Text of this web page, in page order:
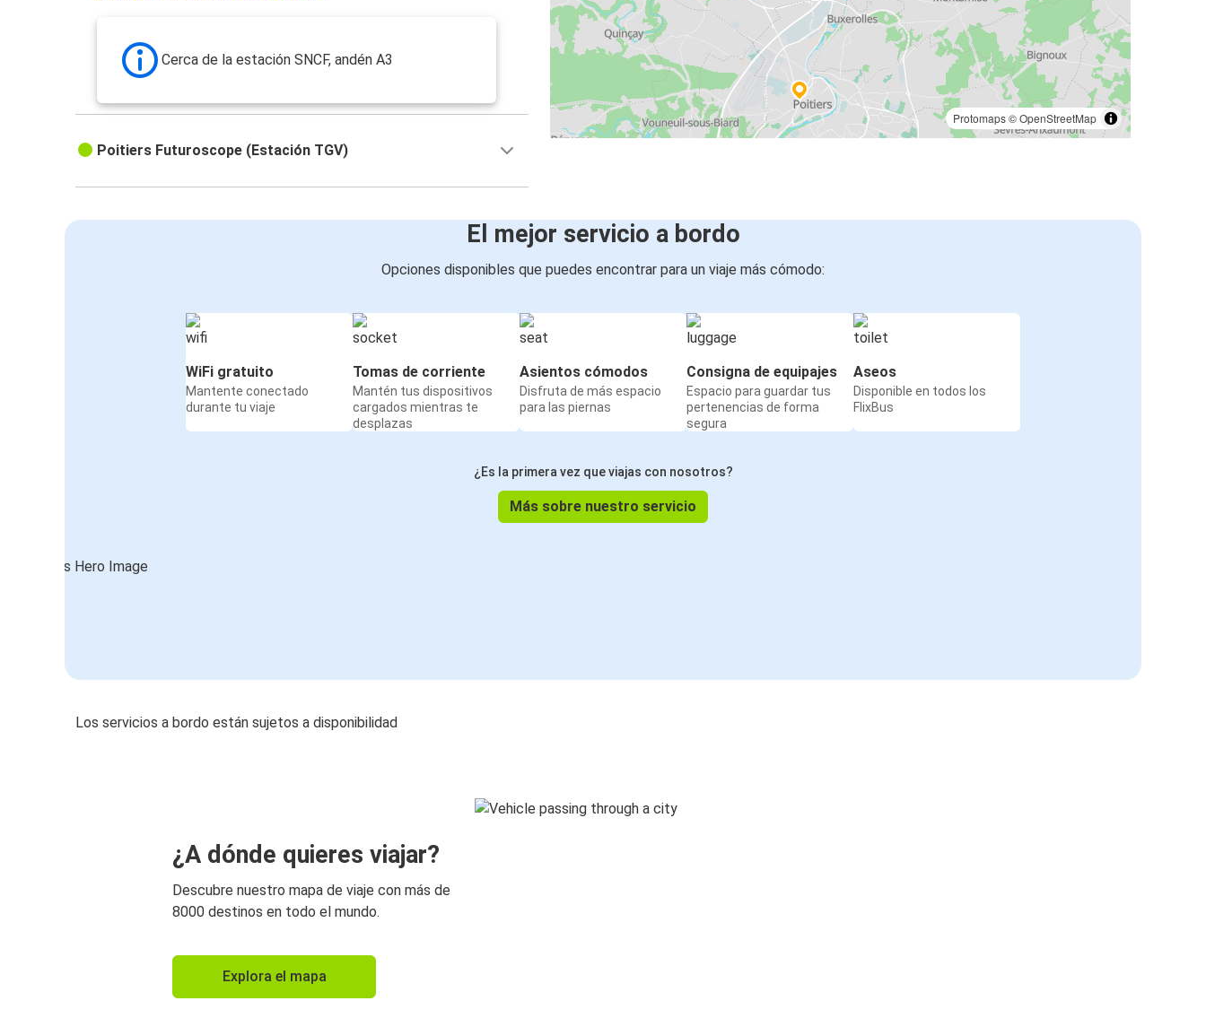
Protomaps©OpenStreetMap
Cerca de la estación SNCF, andén A3
Poitiers Futuroscope (Estación TGV)
El mejor servicio a bordo
Opciones disponibles que puedes encontrar para un viaje más cómodo:
WiFi gratuito
Mantente conectado
durante tu viaje
Tomas de corriente
Mantén tus dispositivos
cargados mientras te
desplazas
Asientos cómodos
Disfruta de más espacio
para las piernas
Consigna de equipajes
Espacio para guardar tus
pertenencias de forma
segura
Aseos
Disponible en todos los
FlixBus
¿Es la primera vez que viajas con nosotros?
Más sobre nuestro servicio
Los servicios a bordo están sujetos a disponibilidad
¿A dónde quieres viajar?
Descubre nuestro mapa de viaje con más de
8000 destinos en todo el mundo.
Explora el mapa